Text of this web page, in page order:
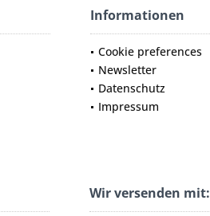
Informationen
Cookie preferences
Newsletter
Datenschutz
Impressum
Wir versenden mit: